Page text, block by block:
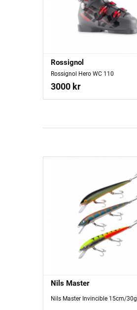
Rossignol
Rossignol Hero WC 110
3000 kr
Nils Master
Nils Master Invincible 15cm/30g